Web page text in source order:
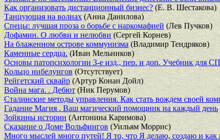
Как организовать дистанционный бизнес?(Е. В. Шестакова)
Танцующая на волнах (Анна Данилова)
Спецы: лучшая проза о борьбе с наркомафией(Лев Пучков)
Дофамин. О любви и нелюбви (Сергей Корнев)
На блаженном острове коммунизма (Владимир Тендряков)
Каменные сердца.(Иван Мельников)
Основы патопсихологии 3-е изд., пер. и доп. Учебник для
Кольцо нибелунгов(Отсутствует)
Рейгетский сквайр(Артур Конан Дойл)
Война мага. . Дебют(Ник Перумов)
Сталинские методы управления. Как стать вождем своей
Гадание Магия . Ваш магический помощник на каждый день
Зойкины истории(Антонина Каримова)
Сказание о Доме Вольфингов(Уильям Моррис)
Много мыслей много путей! Я то, что Я делаю, создаю и